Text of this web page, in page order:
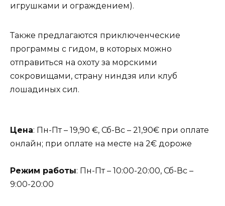
игрушками и ограждением).
Также предлагаются приключенческие
программы с гидом, в которых можно
отправиться на охоту за морскими
сокровищами, страну ниндзя или клуб
лошадиных сил.
Цена: Пн-Пт – 19,90 €, Сб-Вс – 21,90€ при оплате
онлайн; при оплате на месте на 2€ дороже
Режим работы: Пн-Пт – 10:00-20:00, Сб-Вс –
9:00-20:00